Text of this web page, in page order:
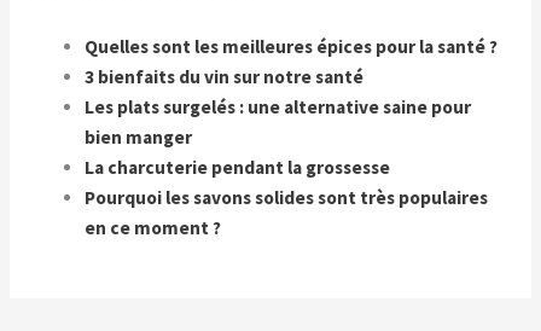
Quelles sont les meilleures épices pour la santé ?
3 bienfaits du vin sur notre santé
Les plats surgelés : une alternative saine pour
bien manger
La charcuterie pendant la grossesse
Pourquoi les savons solides sont très populaires
en ce moment ?